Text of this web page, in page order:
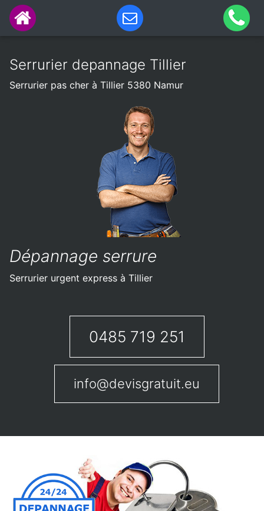
Serrurier depannage Tillier
Serrurier pas cher à Tillier 5380 Namur
Dépannage serrure
Serrurier urgent express à Tillier
0485 719 251
info@devisgratuit.eu